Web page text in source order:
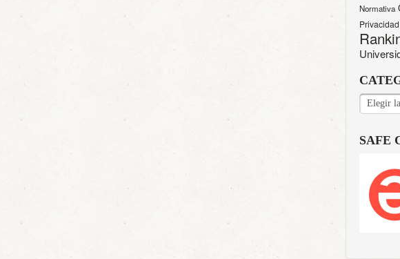
Normativa
Privacidad
SAFE